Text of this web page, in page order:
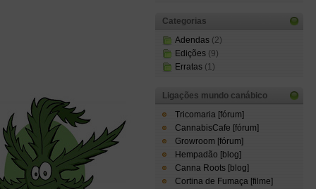
Categorias
Adendas (2)
Edições (9)
Erratas (1)
Ligações mundo canábico
Tricomaria [fórum]
CannabisCafe [fórum]
Growroom [fórum]
Hempadão [blog]
Canna Roots [blog]
Cortina de Fumaça [filme]